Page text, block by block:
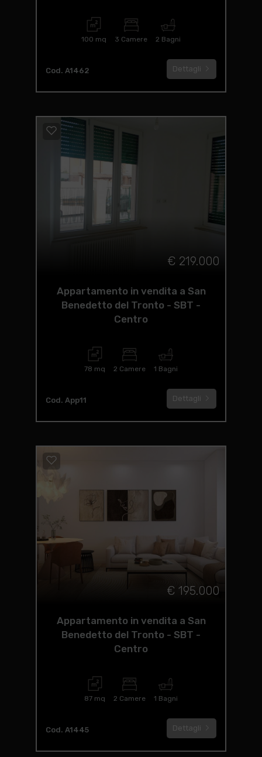
100 mq 3 Camere 2 Bagni
Cod. A1462 Dettagli
€ 219.000
Appartamento in vendita a San
Benedetto del Tronto - SBT -
Centro
78 mq 2 Camere 1 Bagni
Cod. App11 Dettagli
€ 195.000
Appartamento in vendita a San
Benedetto del Tronto - SBT -
Centro
87 mq 2 Camere 1 Bagni
Cod. A1445 Dettagli